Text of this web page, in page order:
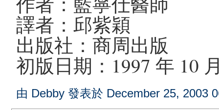
譯者：邱紫穎
出版社：商周出版
初版日期：1997 年 10
由 Debby 發表於 December 25, 2003